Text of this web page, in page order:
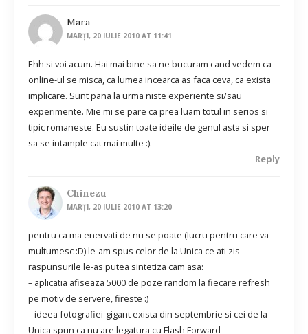
Mara
MARȚI, 20 IULIE 2010 AT 11:41
Ehh si voi acum. Hai mai bine sa ne bucuram cand vedem ca
online-ul se misca, ca lumea incearca as faca ceva, ca exista
implicare. Sunt pana la urma niste experiente si/sau
experimente. Mie mi se pare ca prea luam totul in serios si
tipic romaneste. Eu sustin toate ideile de genul asta si sper
sa se intample cat mai multe :).
Reply
Chinezu
MARȚI, 20 IULIE 2010 AT 13:20
pentru ca ma enervati de nu se poate (lucru pentru care va
multumesc :D) le-am spus celor de la Unica ce ati zis
raspunsurile le-as putea sintetiza cam asa:
– aplicatia afiseaza 5000 de poze random la fiecare refresh
pe motiv de servere, fireste :)
– ideea fotografiei-gigant exista din septembrie si cei de la
Unica spun ca nu are legatura cu Flash Forward